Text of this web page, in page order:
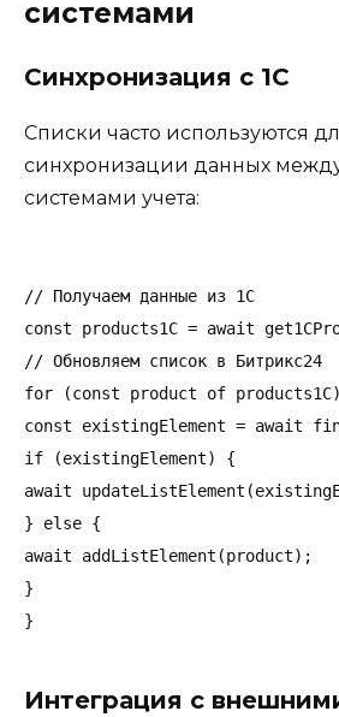
системами
Синхронизация с 1С
Списки часто используются
синхронизации данных
системами учета:
// Получаем данные из 1С
const products1C = await
// Обновляем список в Битрикс24
for (const product of
const existingElement = await
if (existingElement) {
await
} else {
await addListElement(product);
}
Интеграция с